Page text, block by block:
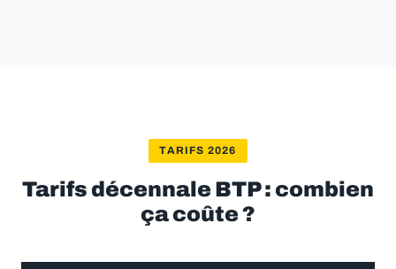
TARIFS 2026
Tarifs décennale BTP : combien
ça coûte ?